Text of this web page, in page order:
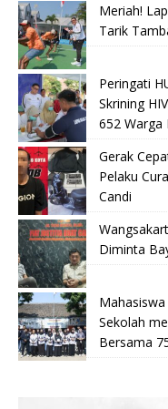
Meriah!
Tarik
Peringati
Skrining
652 Warga
Gerak
Pelaku
Candi
Diminta
Sekolah
Bersama